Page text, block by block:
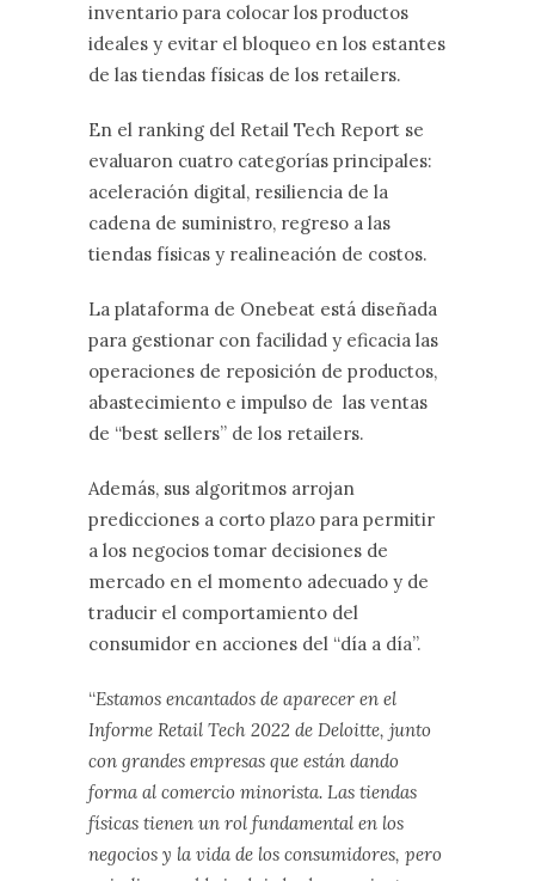
inventario para colocar los productos
ideales y evitar el bloqueo en los estantes
de las tiendas físicas de los retailers.
En el ranking del Retail Tech Report se
evaluaron cuatro categorías principales:
aceleración digital, resiliencia de la
cadena de suministro, regreso a las
tiendas físicas y realineación de costos.
La plataforma de Onebeat está diseñada
para gestionar con facilidad y eficacia las
operaciones de reposición de productos,
abastecimiento e impulso de las ventas
de “best sellers” de los retailers.
Además, sus algoritmos arrojan
predicciones a corto plazo para permitir
a los negocios tomar decisiones de
mercado en el momento adecuado y de
traducir el comportamiento del
consumidor en acciones del “día a día”.
“Estamos encantados de aparecer en el
Informe Retail Tech 2022 de Deloitte, junto
con grandes empresas que están dando
forma al comercio minorista. Las tiendas
físicas tienen un rol fundamental en los
negocios y la vida de los consumidores, pero